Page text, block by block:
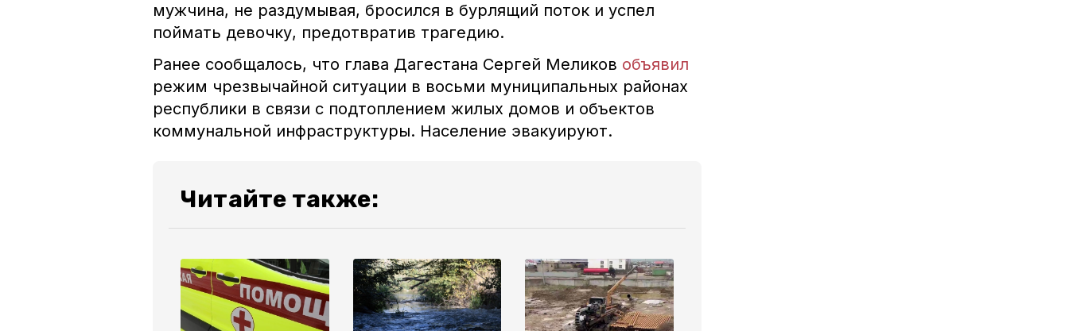
мужчина, не раздумывая, бросился в бурлящий поток и успел
поймать девочку, предотвратив трагедию.
Ранее сообщалось, что глава Дагестана Сергей Меликов объявил
режим чрезвычайной ситуации в восьми муниципальных районах
республики в связи с подтоплением жилых домов и объектов
коммунальной инфраструктуры. Население эвакуируют.
Читайте также: